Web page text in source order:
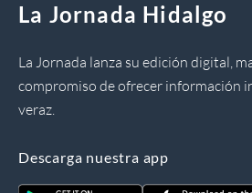
La Jornada Hidalgo
La Jornada lanza su edición digital,
compromiso de ofrecer información
veraz.
Descarga nuestra app